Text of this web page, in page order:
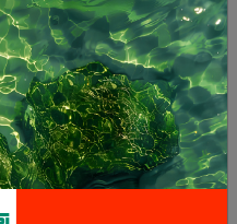
SPONTANÉES (PS)